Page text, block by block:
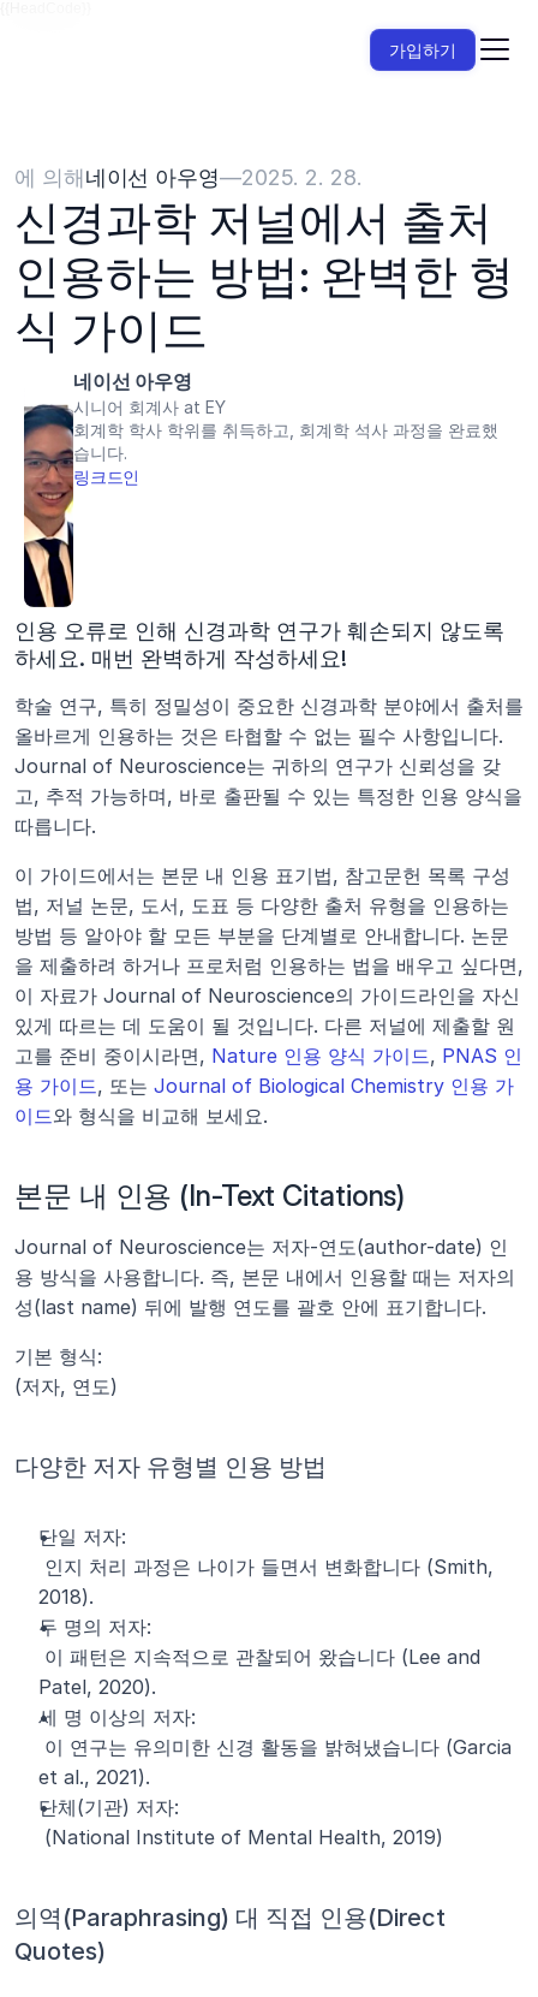
가입하기
에 의해네이선 아우영—2025. 2. 28.
신경과학 저널에서 출처
인용하는 방법: 완벽한 형
식 가이드
네이선 아우영
시니어 회계사 at EY
회계학 학사 학위를 취득하고, 회계학 석사 과정을 완료했
습니다.
링크드인
인용 오류로 인해 신경과학 연구가 훼손되지 않도록
하세요. 매번 완벽하게 작성하세요!
학술 연구, 특히 정밀성이 중요한 신경과학 분야에서 출처를
올바르게 인용하는 것은 타협할 수 없는 필수 사항입니다.
Journal of Neuroscience는 귀하의 연구가 신뢰성을 갖
고, 추적 가능하며, 바로 출판될 수 있는 특정한 인용 양식을
따릅니다.
이 가이드에서는 본문 내 인용 표기법, 참고문헌 목록 구성
법, 저널 논문, 도서, 도표 등 다양한 출처 유형을 인용하는
방법 등 알아야 할 모든 부분을 단계별로 안내합니다. 논문
을 제출하려 하거나 프로처럼 인용하는 법을 배우고 싶다면,
이 자료가 Journal of Neuroscience의 가이드라인을 자신
있게 따르는 데 도움이 될 것입니다. 다른 저널에 제출할 원
고를 준비 중이시라면, Nature 인용 양식 가이드, PNAS 인
용 가이드, 또는 Journal of Biological Chemistry 인용 가
이드와 형식을 비교해 보세요.
본문 내 인용 (In-Text Citations)
Journal of Neuroscience는 저자-연도(author-date) 인
용 방식을 사용합니다. 즉, 본문 내에서 인용할 때는 저자의
성(last name) 뒤에 발행 연도를 괄호 안에 표기합니다.
기본 형식:
(저자, 연도)
다양한 저자 유형별 인용 방법
단일 저자:
2018).
두 명의 저자:
Patel, 2020).
세 명 이상의 저자:
et al., 2021).
단체(기관) 저자:
(National Institute of Mental Health, 2019)
의역(Paraphrasing) 대 직접 인용(Direct
Quotes)